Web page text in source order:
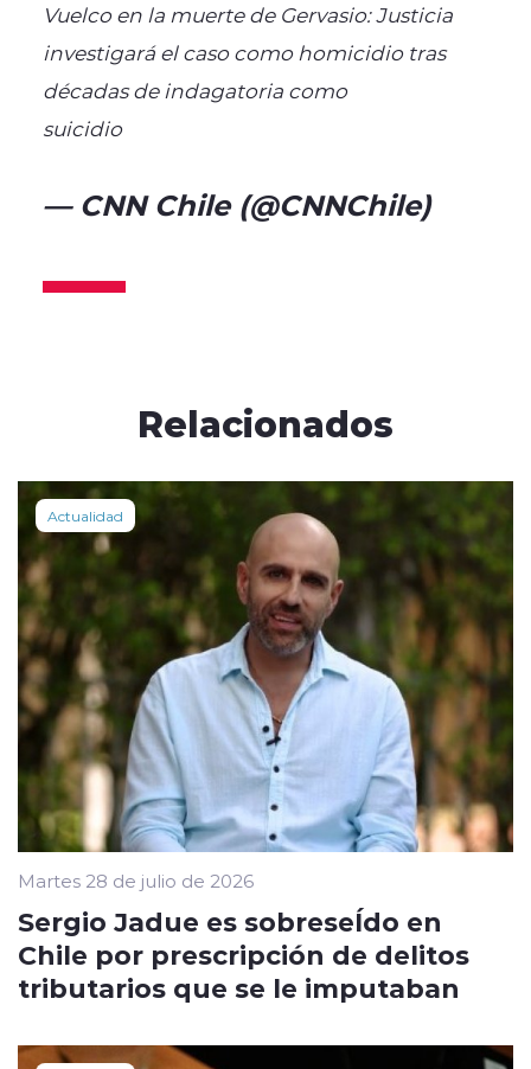
Vuelco en la muerte de Gervasio: Justicia
investigará el caso como homicidio tras
décadas de indagatoria como
suicidiohttps://t.co/FO7temerR6
— CNN Chile (@CNNChile)
Relacionados
Actualidad
Martes 28 de julio de 2026
Sergio Jadue es sobreseÍdo en
Chile por prescripción de delitos
tributarios que se le imputaban